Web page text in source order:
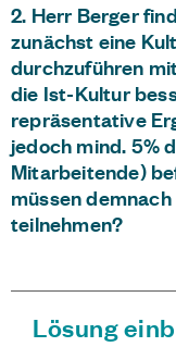
2. Herr Berger
zunächst eine
durchzuführen
die Ist-Kultur
repräsentative
jedoch mind. 5%
Mitarbeitende)
müssen
teilnehmen?
Lösung